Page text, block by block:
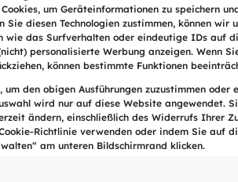
Cookies, um Geräteinformationen zu speichern
Sie diesen Technologien zustimmen, können wir
wie das Surfverhalten oder eindeutige IDs auf
personalisierte Werbung anzeigen. Wenn
können bestimmte Funktionen
um den obigen Ausführungen zuzustimmen oder
wird nur auf diese Website angewendet.
ändern, einschließlich des Widerrufs Ihrer
Richtlinie verwenden oder indem Sie auf
am unteren Bildschirmrand klicken.